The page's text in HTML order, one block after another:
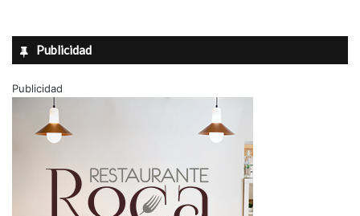
Publicidad
Publicidad